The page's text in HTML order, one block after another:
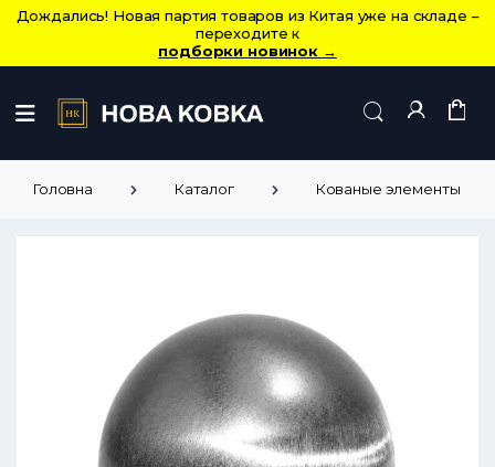
Дождались! Новая партия товаров из Китая уже на складе –
переходите к
подборки новинок →
Головна Каталог Кованые элементы